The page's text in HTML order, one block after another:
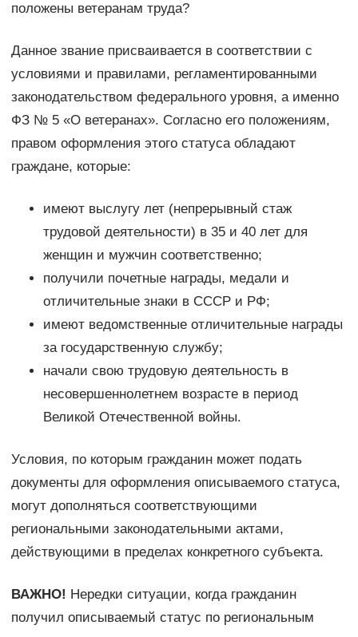
положены ветеранам труда?
Данное звание присваивается в соответствии с
условиями и правилами, регламентированными
законодательством федерального уровня, а именно
ФЗ № 5 «О ветеранах». Согласно его положениям,
правом оформления этого статуса обладают
граждане, которые:
имеют выслугу лет (непрерывный стаж
трудовой деятельности) в 35 и 40 лет для
женщин и мужчин соответственно;
получили почетные награды, медали и
отличительные знаки в СССР и РФ;
имеют ведомственные отличительные награды
за государственную службу;
начали свою трудовую деятельность в
несовершеннолетнем возрасте в период
Великой Отечественной войны.
Условия, по которым гражданин может подать
документы для оформления описываемого статуса,
могут дополняться соответствующими
региональными законодательными актами,
действующими в пределах конкретного субъекта.
ВАЖНО! Нередки ситуации, когда гражданин
получил описываемый статус по региональным